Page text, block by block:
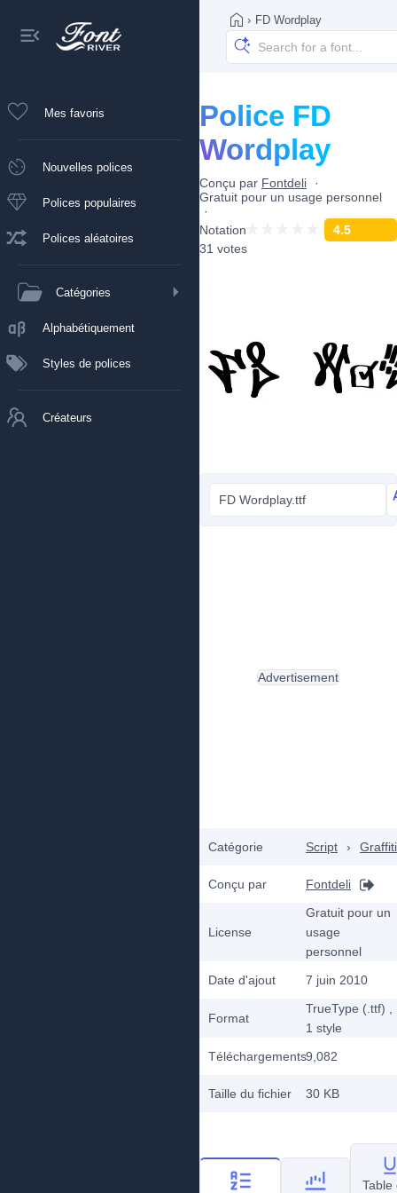
Mes favoris
Nouvelles polices
Polices populaires
Polices aléatoires
Catégories
Alphabétiquement
Styles de polices
Créateurs
› FD Wordplay
Police FD
Wordplay
Conçu par Fontdeli
Gratuit pour un usage personnel
Notation
4.5
31 votes
FD Wordplay.ttf
Catégorie Script › Graffiti
Conçu par Fontdeli
License
Gratuit pour un
usage
personnel
Date d'ajout
7 juin 2010
Format
TrueType (.ttf)
1 style
Téléchargements9,082
Taille du fichier 30 KB
Advertisement
Table